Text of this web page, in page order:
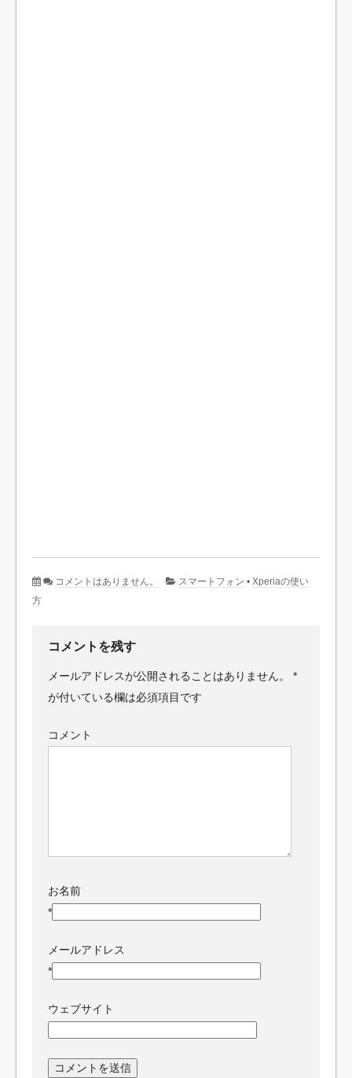
コメントはありません。 スマートフォン •Xperiaの使い
方
コメントを残す
メールアドレスが公開されることはありません。
*
が付いている欄は必須項目です
コメント
お名前
*
メールアドレス
*
ウェブサイト